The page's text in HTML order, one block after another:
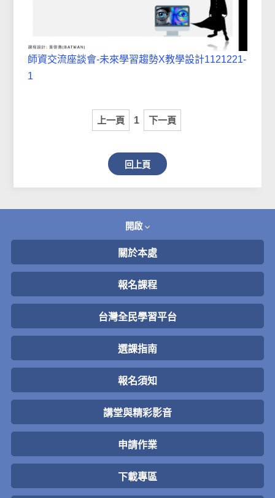
師資交流座談會-未來學習趨勢X教學設計1121221-
1
上一頁 1 下一頁
回上頁
開啟
關於本處
報名課程
台灣全民學習平台
選課指南
報名須知
講堂與精彩影音
申請作業
下載專區